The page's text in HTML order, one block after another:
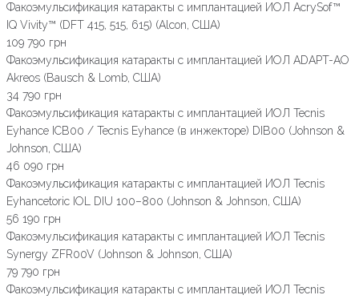
Факоэмульсификация катаракты с имплантацией ИОЛ AcrySof™
IQ Vivity™ (DFT 415, 515, 615) (Alcon, США)
109 790 грн
Факоэмульсификация катаракты с имплантацией ИОЛ ADAPT-AO
Akreos (Bausch & Lomb, США)
34 790 грн
Факоэмульсификация катаракты с имплантацией ИОЛ Tecnis
Eyhance ICB00 / Tecnis Eyhance (в инжекторе) DIB00 (Johnson &
Johnson, США)
46 090 грн
Факоэмульсификация катаракты с имплантацией ИОЛ Tecnis
Eyhancetoric IOL DIU 100–800 (Johnson & Johnson, США)
56 190 грн
Факоэмульсификация катаракты с имплантацией ИОЛ Tecnis
Synergy ZFR00V (Johnson & Johnson, США)
79 790 грн
Факоэмульсификация катаракты с имплантацией ИОЛ Tecnis